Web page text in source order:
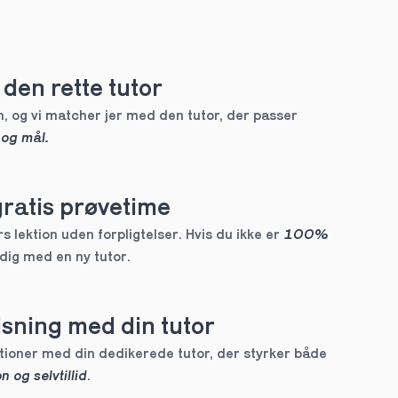
rette tutor
og vi matcher jer med den tutor, der passer
mål.
prøvetime
lektion uden forpligtelser. Hvis du ikke er 100%
med en ny tutor.
med din tutor
og selvtillid.